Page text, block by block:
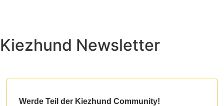
Kiezhund Newsletter
Werde Teil der Kiezhund Community!